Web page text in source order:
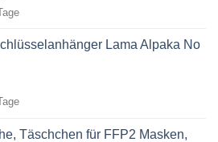
€ 39,95 €.
Lama Alpaka No
Täschchen für FFP2 Masken,